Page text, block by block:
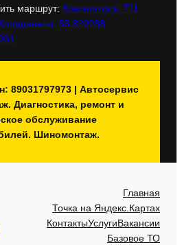
маршрут: Красногорск, ТЦ
55.820288,
89031797973 | Автосервис
Диагностика, ремонт и
обслуживание
Шиномонтаж.
Главная
Точка на Яндекс.Картах
КонтактыУслугиВакансии
Базовое ТО